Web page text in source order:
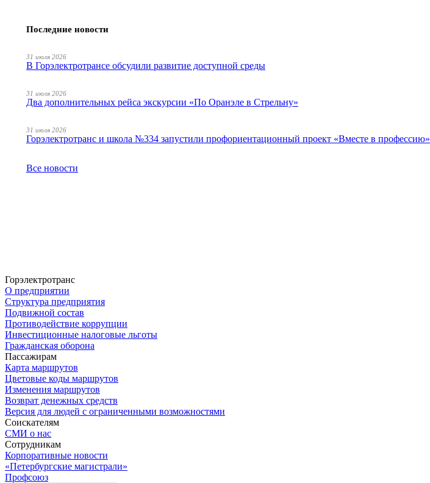
Последние новости
31 июля 2026
В Горэлектротрансе обсудили развитие доступной среды
31 июля 2026
Два дополнительных рейса экскурсии «По Оранэле в Стрельну»
31 июля 2026
Горэлектротранс и школа №334 запустили профориентационный проект «Вместе в профессию»
Все новости
Горэлектротранс
О предприятии
Структура предприятия
Подвижной состав
Противодействие коррупции
Инвестиционные налоговые льготы
Гражданская оборона
Пассажирам
Карта маршрутов
Цветовые коды маршрутов
Изменения маршрутов
Возврат денежных средств
Версия для людей с ограниченными возможностями
Соискателям
СМИ о нас
Сотрудникам
Корпоративные новости
«Петербургские магистрали»
Профсоюз